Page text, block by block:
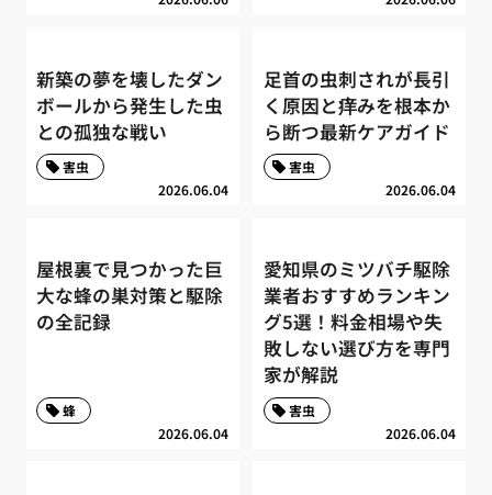
新築の夢を壊したダン
ボールから発生した虫
との孤独な戦い
2026.06.04
害虫
足首の虫刺されが長引
く原因と痒みを根本か
ら断つ最新ケアガイド
2026.06.04
害虫
屋根裏で見つかった巨
大な蜂の巣対策と駆除
の全記録
2026.06.04
蜂
愛知県のミツバチ駆除
業者おすすめランキン
グ5選！料金相場や失
敗しない選び方を専門
家が解説
2026.06.04
害虫